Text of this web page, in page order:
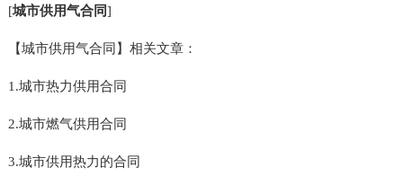
[城市供用气合同]
【城市供用气合同】相关文章：
1.城市热力供用合同
2.城市燃气供用合同
3.城市供用热力的合同